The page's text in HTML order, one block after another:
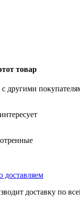
товар
другими
доставляем
доставку по